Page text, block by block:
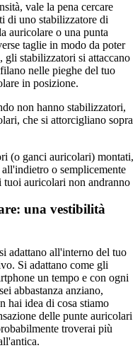
vale la pena cercare
di uno stabilizzatore di
auricolare o una punta
taglie in modo da poter
gli stabilizzatori si attaccano
nelle pieghe del tuo
in posizione.
non hanno stabilizzatori,
che si attorcigliano sopra
(o ganci auricolari) montati,
o semplicemente
tuoi auricolari non andranno
una vestibilità
adattano all'interno del tuo
Si adattano come gli
un tempo e con ogni
abbastanza anziano,
hai idea di cosa stiamo
delle punte auricolari
troverai più